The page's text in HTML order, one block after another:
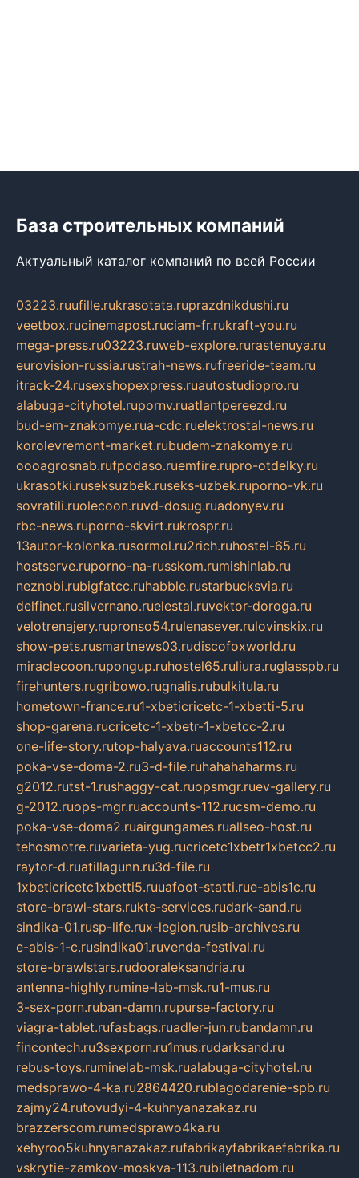
База строительных компаний
Актуальный каталог компаний по всей России
03223.ruufille.rukrasotata.ruprazdnikdushi.ru
veetbox.rucinemapost.ruciam-fr.rukraft-you.ru
mega-press.ru03223.ruweb-explore.rurastenuya.ru
eurovision-russia.rustrah-news.rufreeride-team.ru
itrack-24.rusexshopexpress.ruautostudiopro.ru
alabuga-cityhotel.rupornv.ruatlantpereezd.ru
bud-em-znakomye.rua-cdc.ruelektrostal-news.ru
korolevremont-market.rubudem-znakomye.ru
oooagrosnab.rufpodaso.ruemfire.rupro-otdelky.ru
ukrasotki.ruseksuzbek.ruseks-uzbek.ruporno-vk.ru
sovratili.ruolecoon.ruvd-dosug.ruadonyev.ru
rbc-news.ruporno-skvirt.rukrospr.ru
13autor-kolonka.rusormol.ru2rich.ruhostel-65.ru
hostserve.ruporno-na-russkom.rumishinlab.ru
neznobi.rubigfatcc.ruhabble.rustarbucksvia.ru
delfinet.rusilvernano.ruelestal.ruvektor-doroga.ru
velotrenajery.rupronso54.rulenasever.rulovinskix.ru
show-pets.rusmartnews03.rudiscofoxworld.ru
miraclecoon.rupongup.ruhostel65.ruliura.ruglasspb.ru
firehunters.rugribowo.rugnalis.rubulkitula.ru
hometown-france.ru1-xbeticricetc-1-xbetti-5.ru
shop-garena.rucricetc-1-xbetr-1-xbetcc-2.ru
one-life-story.rutop-halyava.ruaccounts112.ru
poka-vse-doma-2.ru3-d-file.ruhahahaharms.ru
g2012.rutst-1.rushaggy-cat.ruopsmgr.ruev-gallery.ru
g-2012.ruops-mgr.ruaccounts-112.rucsm-demo.ru
poka-vse-doma2.ruairgungames.ruallseo-host.ru
tehosmotre.ruvarieta-yug.rucricetc1xbetr1xbetcc2.ru
raytor-d.ruatillagunn.ru3d-file.ru
1xbeticricetc1xbetti5.ruuafoot-statti.rue-abis1c.ru
store-brawl-stars.rukts-services.rudark-sand.ru
sindika-01.rusp-life.rux-legion.rusib-archives.ru
e-abis-1-c.rusindika01.ruvenda-festival.ru
store-brawlstars.rudooraleksandria.ru
antenna-highly.rumine-lab-msk.ru1-mus.ru
3-sex-porn.ruban-damn.rupurse-factory.ru
viagra-tablet.rufasbags.ruadler-jun.rubandamn.ru
fincontech.ru3sexporn.ru1mus.rudarksand.ru
rebus-toys.ruminelab-msk.rualabuga-cityhotel.ru
medsprawo-4-ka.ru2864420.rublagodarenie-spb.ru
zajmy24.rutovudyi-4-kuhnyanazakaz.ru
brazzerscom.rumedsprawo4ka.ru
xehyroo5kuhnyanazakaz.rufabrikayfabrikaefabrika.ru
vskrytie-zamkov-moskva-113.rubiletnadom.ru